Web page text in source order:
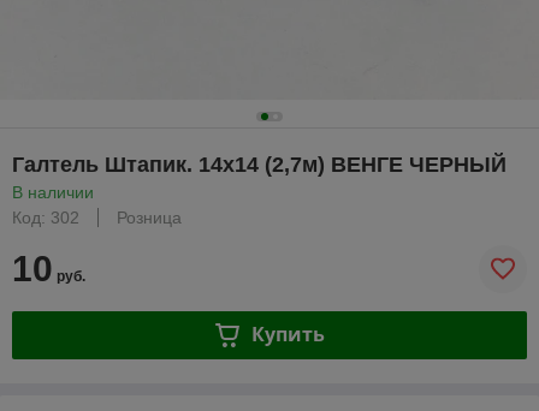
Галтель Штапик. 14х14 (2,7м) ВЕНГЕ ЧЕРНЫЙ
В наличии
Код: 302
Розница
10 руб.
Купить